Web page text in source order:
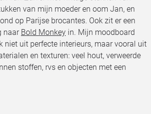
van mijn moeder en oom Jan, en
op Parijse brocantes. Ook zit er een
naar Bold Monkey in. Mijn moodboard
niet uit perfecte interieurs, maar vooral uit
en texturen: veel hout, verweerde
stoffen, rvs en objecten met een